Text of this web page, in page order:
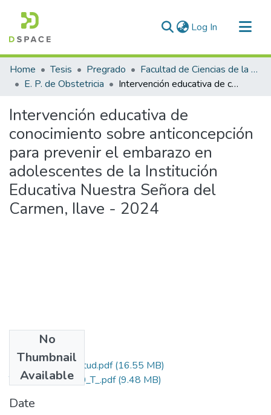
Log In (current)
Communities & Collections
All of DSpace
Home Tesis Pregrado
Facultad de Ciencias de la Salud
E. P. de Obstetricia
Intervención educativa de conocimiento sobre anticoncepción para prevenir el embarazo en adolescentes de la Institución Educativa Nuestra Señora del Carmen, Ilave - 2024
Intervención educativa de
conocimiento sobre anticoncepción
para prevenir el embarazo en
adolescentes de la Institución
Educativa Nuestra Señora del
Carmen, Ilave - 2024
No
Thumbnail
Available
Grado de Similitud.pdf(16.55 MB)
T036_76682750_T_.pdf(9.48 MB)
Date